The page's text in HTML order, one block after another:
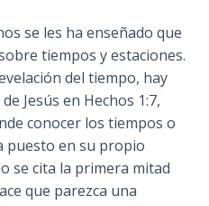
se les ha enseñado que
tiempos y estaciones.
del tiempo, hay
Jesús en Hechos 1:7,
conocer los tiempos o
puesto en su propio
se cita la primera mitad
que parezca una